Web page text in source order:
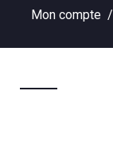
Mon compte /